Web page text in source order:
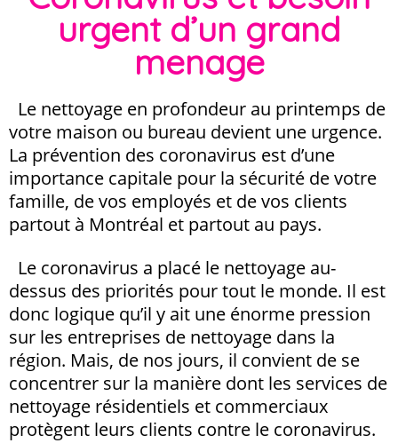
urgent d’un grand
menage
Le nettoyage en profondeur au printemps de
votre maison ou bureau devient une urgence.
La prévention des coronavirus est d’une
importance capitale pour la sécurité de votre
famille, de vos employés et de vos clients
partout à Montréal et partout au pays.
Le coronavirus a placé le nettoyage au-
dessus des priorités pour tout le monde. Il est
donc logique qu’il y ait une énorme pression
sur les entreprises de nettoyage dans la
région. Mais, de nos jours, il convient de se
concentrer sur la manière dont les services de
nettoyage résidentiels et commerciaux
protègent leurs clients contre le coronavirus.